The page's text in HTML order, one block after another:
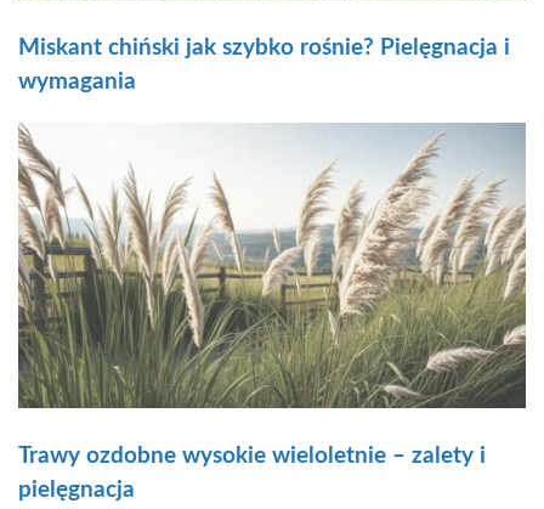
Miskant chiński jak szybko rośnie? Pielęgnacja i
wymagania
Trawy ozdobne wysokie wieloletnie – zalety i
pielęgnacja